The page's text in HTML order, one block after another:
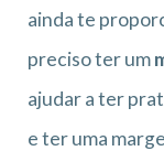
ainda te
preciso ter um
ajudar a ter
e ter uma